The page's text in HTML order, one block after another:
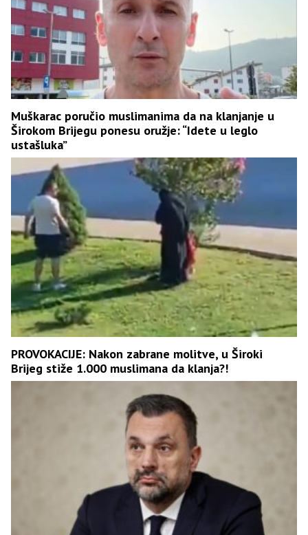
Muškarac poručio muslimanima da na klanjanje u
Širokom Brijegu ponesu oružje: “Idete u leglo
ustašluka”
PROVOKACIJE: Nakon zabrane molitve, u Široki
Brijeg stiže 1.000 muslimana da klanja?!